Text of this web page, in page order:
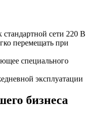
сети 220 В
перемещать при
специального
эксплуатации
бизнеса